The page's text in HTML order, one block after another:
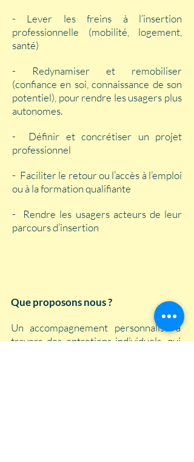
- Lever les freins à l’insertion
professionnelle (mobilité, logement,
santé)
- Redynamiser et remobiliser
(confiance en soi, connaissance de son
potentiel), pour rendre les usagers plus
autonomes.
- Définir et concrétiser un projet
professionnel
- Faciliter le retour ou l’accès à l’emploi
ou à la formation qualifiante
- Rendre les usagers acteurs de leur
parcours d’insertion
Que proposons nous ?
Un accompagnement personnalisé à
travers des entretiens individuels, qui